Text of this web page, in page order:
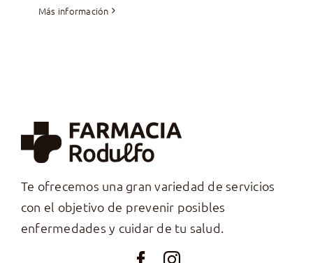
Más información
Te ofrecemos una gran variedad de servicios
con el objetivo de prevenir posibles
enfermedades y cuidar de tu salud.